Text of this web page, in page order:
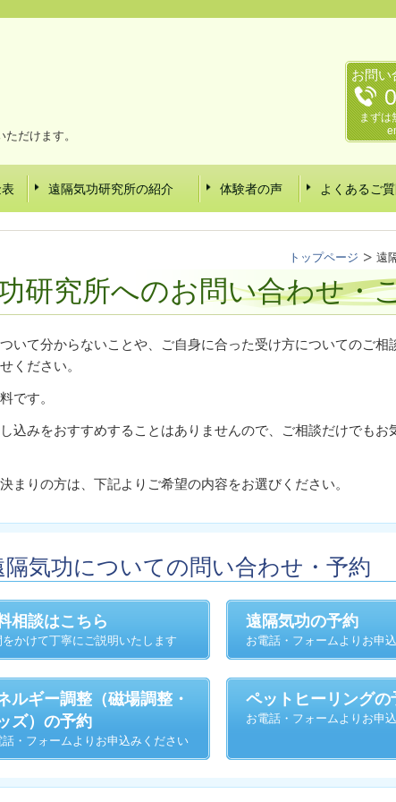
だけます。
お問い
まずは
遠隔気功研究所の紹介 体験者の声 よくあるご
トップページ 遠
研究所へのお問い合わせ・
いて分からないことや、ご自身に合った受け方についてのご相
ください。
です。
込みをおすすめすることはありませんので、ご相談だけでもお
まりの方は、下記よりご希望の内容をお選びください。
隔気功についての問い合わせ・予約
相談はこちら
をかけて丁寧にご説明いたします
遠隔気功の予約
お電話・フォームよりお申
ルギー調整（磁場調整・
ズ）の予約
話・フォームよりお申込みください
ペットヒーリングの
お電話・フォームよりお申